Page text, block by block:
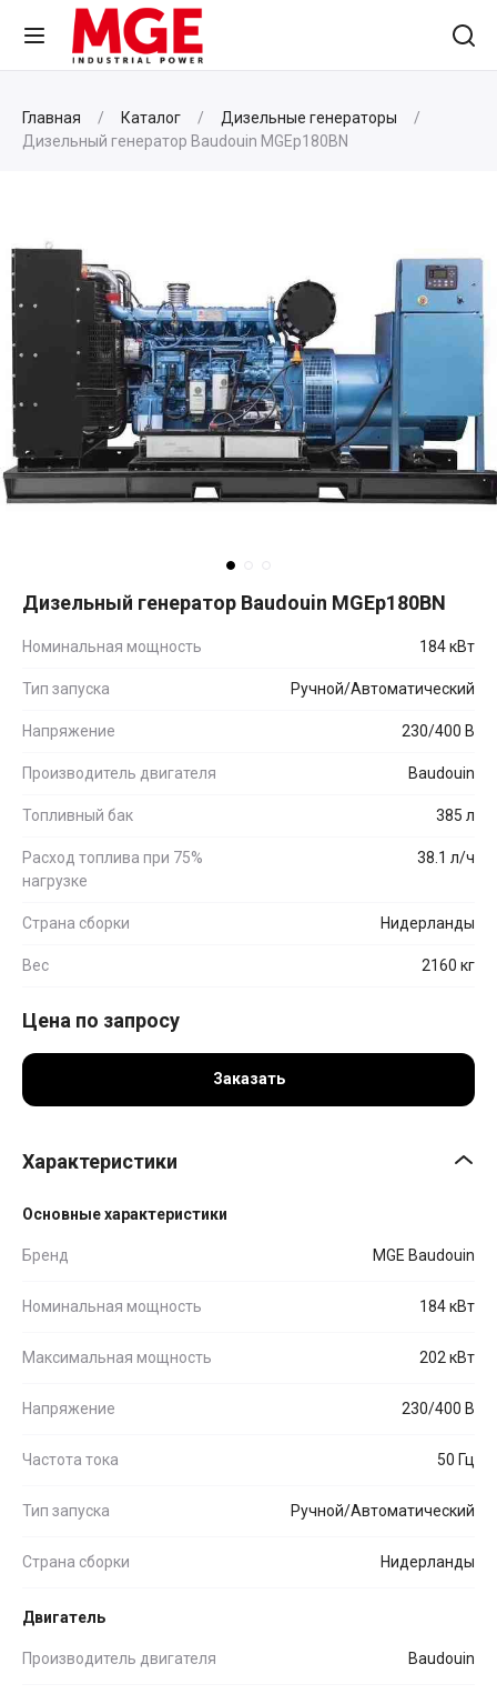
Главная Каталог
Дизельные генераторы
Дизельный генератор Baudouin MGEp180BN
Дизельный генератор Baudouin MGEp180BN
Номинальная мощность 184 кВт
Тип запуска Ручной/Автоматический
Напряжение 230/400 В
Производитель двигателя Baudouin
Топливный бак 385 л
Расход топлива при 75%
нагрузке
38.1 л/ч
Страна сборки Нидерланды
Вес 2160 кг
Цена по запросу
Заказать
Характеристики
Основные характеристики
Бренд MGE Baudouin
Номинальная мощность 184 кВт
Максимальная мощность 202 кВт
Напряжение 230/400 В
Частота тока 50 Гц
Тип запуска Ручной/Автоматический
Страна сборки Нидерланды
Двигатель
Производитель двигателя Baudouin